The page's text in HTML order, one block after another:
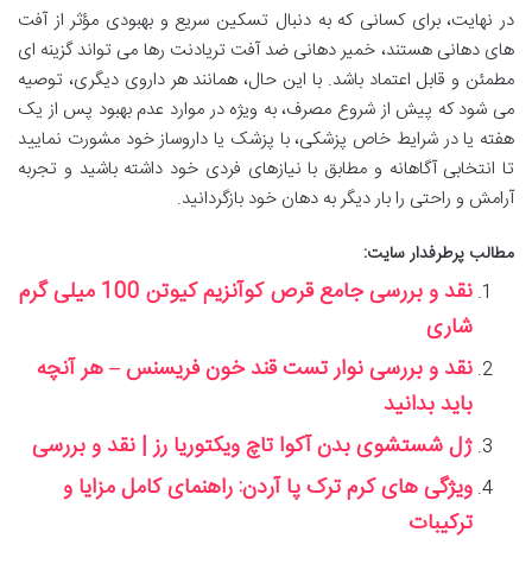
در نهایت، برای کسانی که به دنبال تسکین سریع و بهبودی مؤثر از آفت
های دهانی هستند، خمیر دهانی ضد آفت تریادنت رها می تواند گزینه ای
مطمئن و قابل اعتماد باشد. با این حال، همانند هر داروی دیگری، توصیه
می شود که پیش از شروع مصرف، به ویژه در موارد عدم بهبود پس از یک
هفته یا در شرایط خاص پزشکی، با پزشک یا داروساز خود مشورت نمایید
تا انتخابی آگاهانه و مطابق با نیازهای فردی خود داشته باشید و تجربه
آرامش و راحتی را بار دیگر به دهان خود بازگردانید.
مطالب پرطرفدار سایت:
نقد و بررسی جامع قرص کوآنزیم کیوتن 100 میلی گرم
شاری
نقد و بررسی نوار تست قند خون فریسنس – هر آنچه
باید بدانید
ژل شستشوی بدن آکوا تاچ ویکتوریا رز | نقد و بررسی
ویژگی های کرم ترک پا آردن: راهنمای کامل مزایا و
ترکیبات